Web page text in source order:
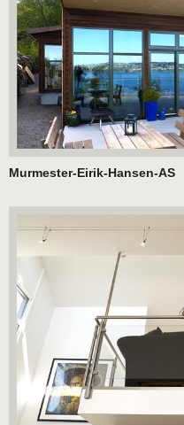
Murmester-Eirik-Hansen-AS